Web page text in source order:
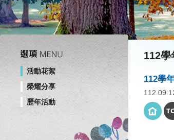
活動花絮
榮耀分享
歷年活動
112學
112學